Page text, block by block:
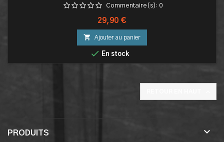
Commentaire(s): 0
Prix
29,90 €
 Ajouter au panier
 En stock
PRODUITS 